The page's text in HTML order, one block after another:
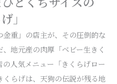
」
重」の店主が、その圧倒的な
地元産の肉厚「ベビー生きく
人気メニュー「きくらげロー
らげは、天狗の伝説が残る地